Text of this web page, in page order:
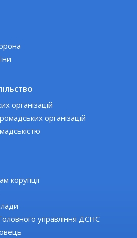
організацій
організацій
корупції
управління ДСНС